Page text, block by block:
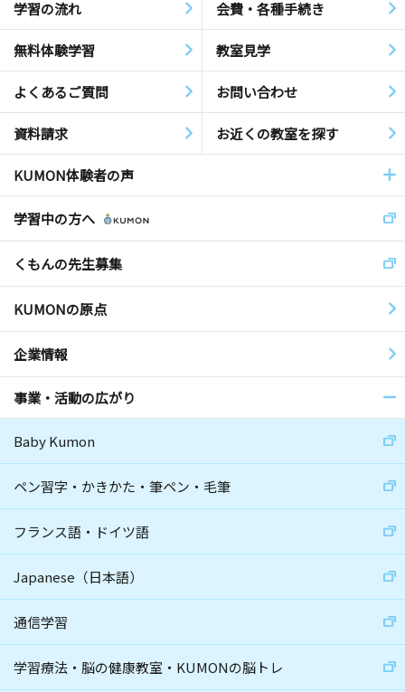
学習の流れ 会費・各種手続き
無料体験学習 教室見学
よくあるご質問 お問い合わせ
資料請求 お近くの教室を探す
KUMON体験者の声
学習中の方へ
くもんの先生募集
KUMONの原点
企業情報
事業・活動の広がり
Baby Kumon
ペン習字・かきかた・筆ペン・毛筆
フランス語・ドイツ語
Japanese（日本語）
通信学習
学習療法・脳の健康教室・KUMONの脳トレ